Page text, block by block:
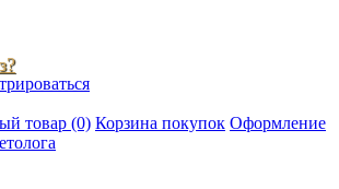
товар (0) Корзина покупок Оформление